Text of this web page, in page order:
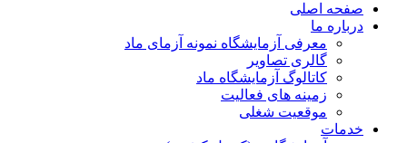
صفحه اصلی
درباره ما
معرفی آزمایشگاه نمونه آزمای ماد
گالری تصاویر
کاتالوگ آزمایشگاه ماد
زمینه های فعالیت
موقعیت شغلی
خدمات